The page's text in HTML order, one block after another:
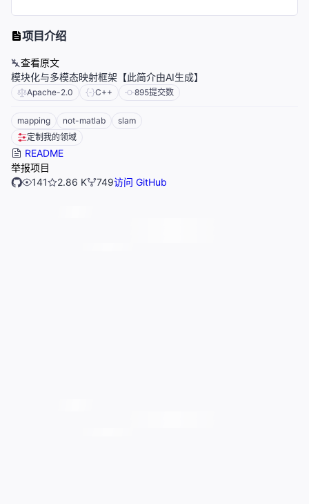
项目介绍
查看原文
模块化与多模态映射框架【此简介由AI生成】
Apache-2.0 C++ 895提交数
mapping not-matlab
slam
定制我的领域
README
举报项目
141
2.86 K 749访问 GitHub